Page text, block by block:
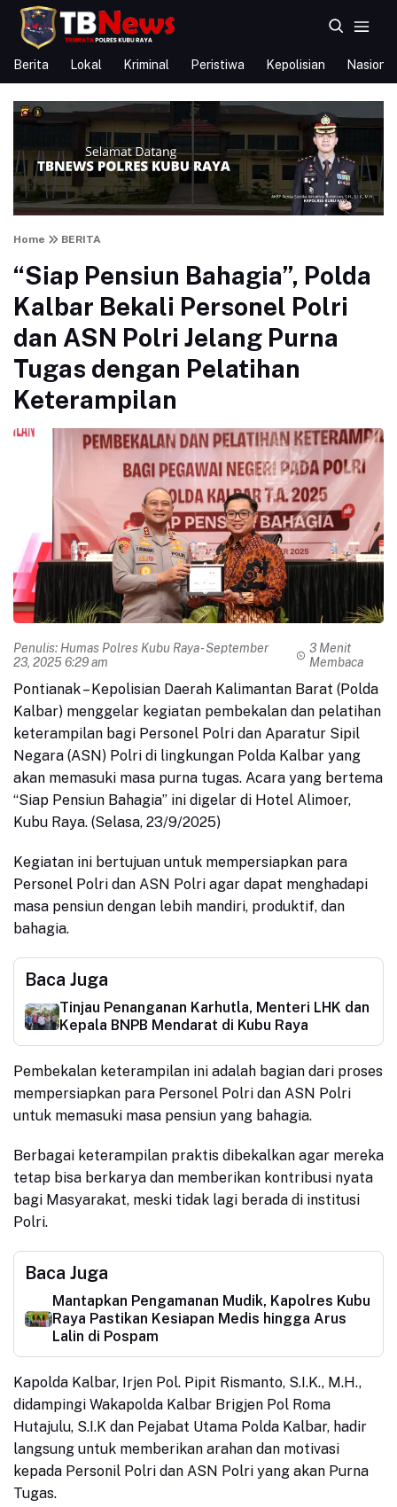
Berita Lokal Kriminal Peristiwa Kepolisian Nasional
Home BERITA
“Siap Pensiun Bahagia”, Polda
Kalbar Bekali Personel Polri
dan ASN Polri Jelang Purna
Tugas dengan Pelatihan
Keterampilan
Penulis: Humas Polres Kubu Raya- September
23, 2025 6:29 am
3 Menit
Membaca
Pontianak – Kepolisian Daerah Kalimantan Barat (Polda
Kalbar) menggelar kegiatan pembekalan dan pelatihan
keterampilan bagi Personel Polri dan Aparatur Sipil
Negara (ASN) Polri di lingkungan Polda Kalbar yang
akan memasuki masa purna tugas. Acara yang bertema
“Siap Pensiun Bahagia” ini digelar di Hotel Alimoer,
Kubu Raya. (Selasa, 23/9/2025)
​Kegiatan ini bertujuan untuk mempersiapkan para
Personel Polri dan ASN Polri agar dapat menghadapi
masa pensiun dengan lebih mandiri, produktif, dan
bahagia.
Baca Juga
Tinjau Penanganan Karhutla, Menteri LHK dan
Kepala BNPB Mendarat di Kubu Raya
Pembekalan keterampilan ini adalah bagian dari proses
mempersiapkan para Personel Polri dan ASN Polri
untuk memasuki masa pensiun yang bahagia.
Berbagai keterampilan praktis dibekalkan agar mereka
tetap bisa berkarya dan memberikan kontribusi nyata
bagi Masyarakat, meski tidak lagi berada di institusi
Polri.
Baca Juga
Mantapkan Pengamanan Mudik, Kapolres Kubu
Raya Pastikan Kesiapan Medis hingga Arus
Lalin di Pospam
​Kapolda Kalbar, Irjen Pol. Pipit Rismanto, S.I.K., M.H.,
didampingi Wakapolda Kalbar Brigjen Pol Roma
Hutajulu, S.I.K dan Pejabat Utama Polda Kalbar, hadir
langsung untuk memberikan arahan dan motivasi
kepada Personil Polri dan ASN Polri yang akan Purna
Tugas.